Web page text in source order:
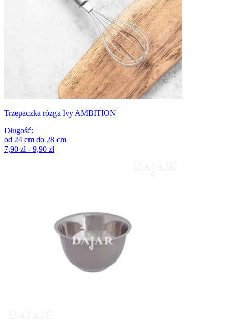
Trzepaczka rózga Ivy AMBITION
Długość:
od 24 cm do 28 cm
7,90 zł - 9,90 zł